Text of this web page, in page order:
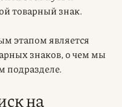
товарный знак.
этапом является
знаков, о чем мы
подразделе.
на